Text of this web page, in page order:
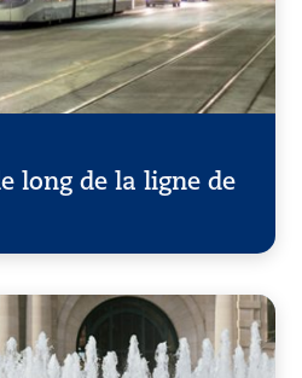
long de la ligne de